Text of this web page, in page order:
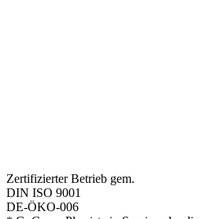
Zertifizierter Betrieb gem.
DIN ISO 9001
DE-ÖKO-006